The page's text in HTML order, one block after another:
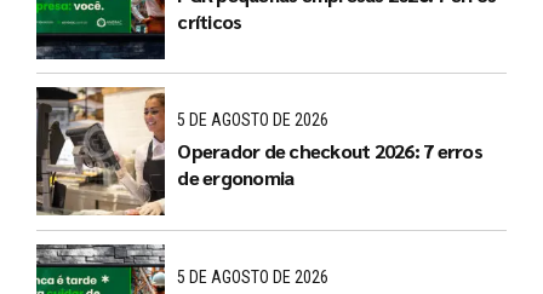
críticos
5 DE AGOSTO DE 2026
Operador de checkout 2026: 7 erros
de ergonomia
5 DE AGOSTO DE 2026